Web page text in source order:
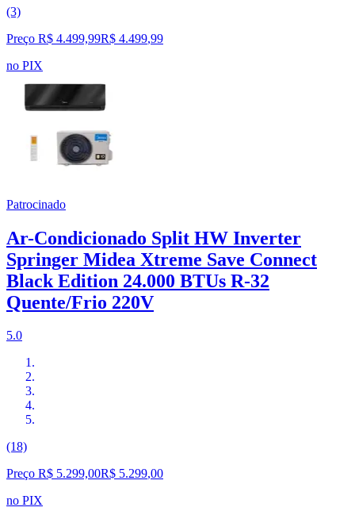
(3)
Preço R$ 4.499,99R$ 4.499,99
no PIX
Patrocinado
Ar-Condicionado Split HW Inverter
Springer Midea Xtreme Save Connect
Black Edition 24.000 BTUs R-32
Quente/Frio 220V
5.0
(18)
Preço R$ 5.299,00R$ 5.299,00
no PIX